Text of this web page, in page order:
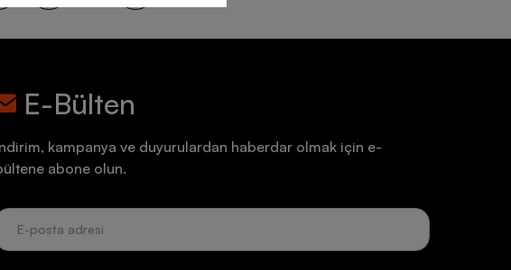
E-Bülten
kampanya ve duyurulardan haberdar olmak için e-
abone olun.